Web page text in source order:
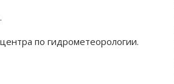
по гидрометеорологии.